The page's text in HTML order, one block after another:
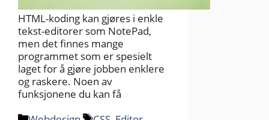
HTML-koding kan gjøres i enkle
tekst-editorer som NotePad,
men det finnes mange
programmet som er spesielt
laget for å gjøre jobben enklere
og raskere. Noen av
funksjonene du kan få